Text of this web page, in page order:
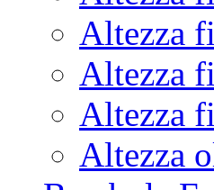
Altezza
Altezza
Altezza
Altezza